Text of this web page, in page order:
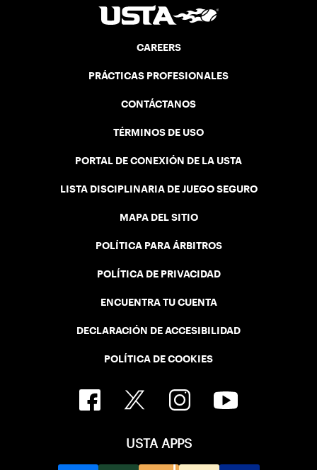
CAREERS
PRÁCTICAS PROFESIONALES
CONTÁCTANOS
TÉRMINOS DE USO
PORTAL DE CONEXIÓN DE LA USTA
LISTA DISCIPLINARIA DE JUEGO SEGURO
MAPA DEL SITIO
POLÍTICA PARA ÁRBITROS
POLÍTICA DE PRIVACIDAD
ENCUENTRA TU CUENTA
DECLARACIÓN DE ACCESIBILIDAD
POLÍTICA DE COOKIES
USTA APPS